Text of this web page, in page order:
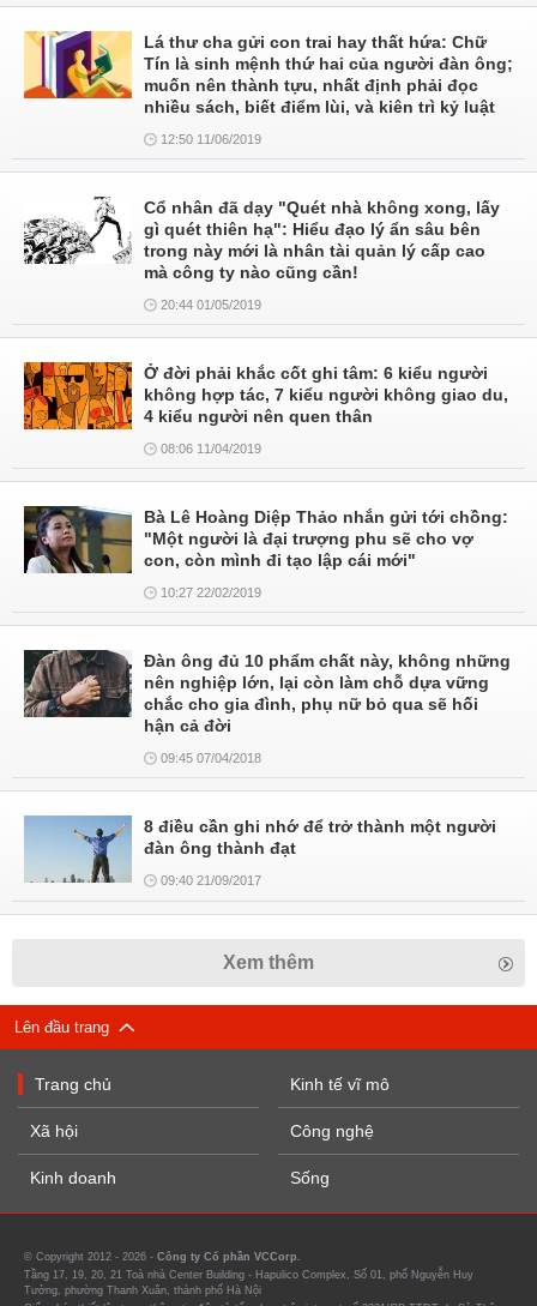
Lá thư cha gửi con trai hay thất hứa: Chữ
Tín là sinh mệnh thứ hai của người đàn ông;
muốn nên thành tựu, nhất định phải đọc
nhiều sách, biết điểm lùi, và kiên trì kỷ luật
12:50 11/06/2019
Cổ nhân đã dạy "Quét nhà không xong, lấy
gì quét thiên hạ": Hiểu đạo lý ẩn sâu bên
trong này mới là nhân tài quản lý cấp cao
mà công ty nào cũng cần!
20:44 01/05/2019
Ở đời phải khắc cốt ghi tâm: 6 kiểu người
không hợp tác, 7 kiểu người không giao du,
4 kiểu người nên quen thân
08:06 11/04/2019
Bà Lê Hoàng Diệp Thảo nhắn gửi tới chồng:
"Một người là đại trượng phu sẽ cho vợ
con, còn mình đi tạo lập cái mới"
10:27 22/02/2019
Đàn ông đủ 10 phẩm chất này, không những
nên nghiệp lớn, lại còn làm chỗ dựa vững
chắc cho gia đình, phụ nữ bỏ qua sẽ hối
hận cả đời
09:45 07/04/2018
8 điều cần ghi nhớ để trở thành một người
đàn ông thành đạt
09:40 21/09/2017
Xem thêm
Lên đầu trang
Trang chủ
Xã hội
Kinh doanh
Kinh tế vĩ mô
Công nghệ
Sống
© Copyright 2012 - 2026 - Công ty Cổ phần VCCorp.
Tầng 17, 19, 20, 21 Toà nhà Center Building - Hapulico Complex, Số 01, phố Nguyễn Huy
Tưởng, phường Thanh Xuân, thành phố Hà Nội